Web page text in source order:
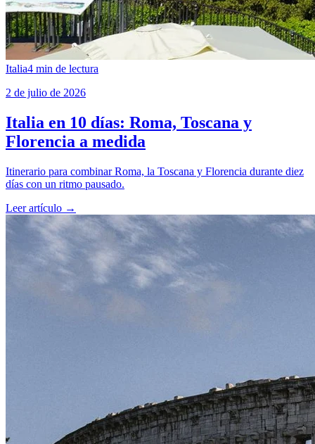
Italia4 min de lectura
2 de julio de 2026
Italia en 10 días: Roma, Toscana y
Florencia a medida
Itinerario para combinar Roma, la Toscana y Florencia durante diez
días con un ritmo pausado.
Leer artículo →